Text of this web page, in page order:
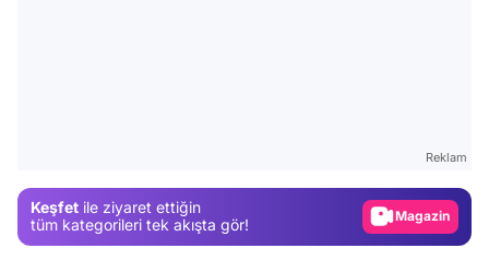
Reklam
Keşfet ile ziyaret ettiğin
tüm kategorileri tek akışta gör!
Magazin